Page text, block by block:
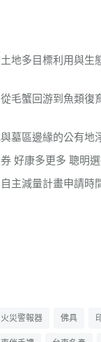
地多目標利用與生
毛蟹回游到魚類復
墓區邊緣的公有地
好康多更多 聰明
主減量計畫申請時
災警報器 佛具